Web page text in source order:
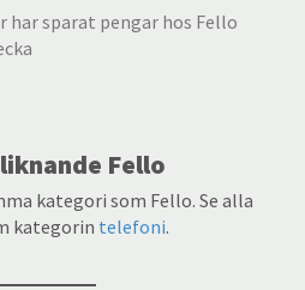
har sparat pengar hos Fello
Fello
kategori som Fello. Se alla
kategorin telefoni.